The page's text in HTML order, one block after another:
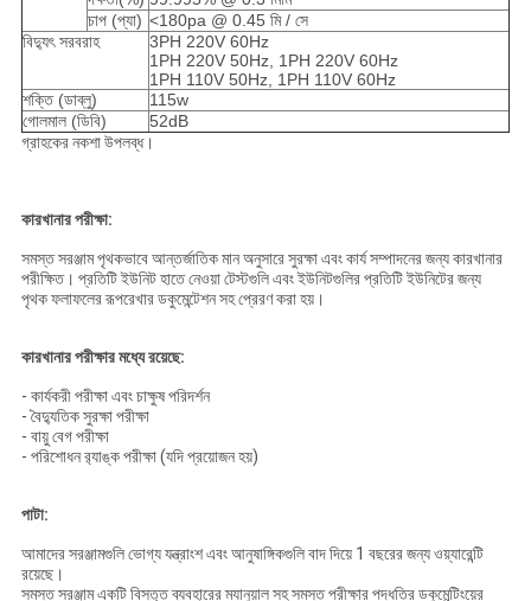
চাপ (প্যা) <180pa @ 0.45 মি / সে
বিদ্যুৎ সরবরাহ
3PH 220V 60Hz
1PH 220V 50Hz, 1PH 220V 60Hz
1PH 110V 50Hz, 1PH 110V 60Hz
শক্তি (ডাব্লু)
115w
গোলমাল (ডিবি)
52dB
গ্রাহকের নকশা উপলব্ধ।
কারখানার পরীক্ষা:
সমস্ত সরঞ্জাম পৃথকভাবে আন্তর্জাতিক মান অনুসারে সুরক্ষা এবং কার্য সম্পাদনের জন্য কারখানার
পরীক্ষিত। প্রতিটি ইউনিট হাতে নেওয়া টেস্টগুলি এবং ইউনিটগুলির প্রতিটি ইউনিটের জন্য
পৃথক ফলাফলের রূপরেখার ডকুমেন্টেশন সহ প্রেরণ করা হয়।
কারখানার পরীক্ষার মধ্যে রয়েছে:
- কার্যকরী পরীক্ষা এবং চাক্ষুষ পরিদর্শন
- বৈদ্যুতিক সুরক্ষা পরীক্ষা
- বায়ু বেগ পরীক্ষা
- পরিশোধন র‌্যাঙ্ক পরীক্ষা (যদি প্রয়োজন হয়)
পাটা:
আমাদের সরঞ্জামগুলি ভোগ্য যন্ত্রাংশ এবং আনুষাঙ্গিকগুলি বাদ দিয়ে 1 বছরের জন্য ওয়্যারেন্টি
রয়েছে।
সমস্ত সরঞ্জাম একটি বিস্তৃত ব্যবহারের ম্যানুয়াল সহ সমস্ত পরীক্ষার পদ্ধতির ডকুমেন্টিংয়ের